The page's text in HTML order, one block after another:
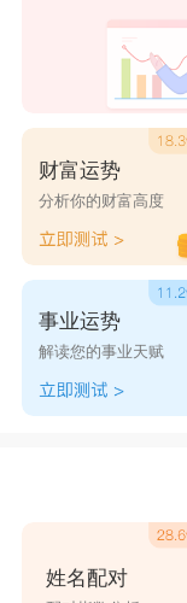
财富运势
分析你的财富高度
事业运势
解读您的事业天赋
姓名配对